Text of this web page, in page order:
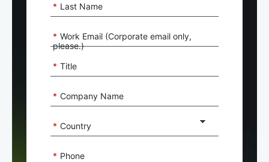
* Last Name
* Work Email (Corporate email only,
please.)
* Title
* Company Name
* Country
* Phone